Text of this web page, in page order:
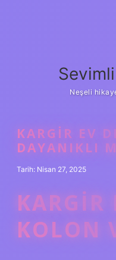
Neşeli
KARGIR EV
DAYANIKLI
Tarih: Nisan 27, 2025
KARGIR
KOLON